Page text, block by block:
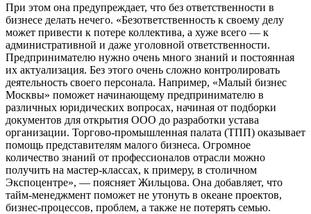
При этом она предупреждает, что без ответственности в
бизнесе делать нечего. «Безответственность к своему делу
может привести к потере коллектива, а хуже всего — к
административной и даже уголовной ответственности.
Предпринимателю нужно очень много знаний и постоянная
их актуализация. Без этого очень сложно контролировать
деятельность своего персонала. Например, «Малый бизнес
Москвы» поможет начинающему предпринимателю в
различных юридических вопросах, начиная от подборки
документов для открытия ООО до разработки устава
организации. Торгово-промышленная палата (ТПП) оказывает
помощь представителям малого бизнеса. Огромное
количество знаний от профессионалов отрасли можно
получить на мастер-классах, к примеру, в столичном
Экспоцентре», — поясняет Жильцова. Она добавляет, что
тайм-менеджмент поможет не утонуть в океане проектов,
бизнес-процессов, проблем, а также не потерять семью.